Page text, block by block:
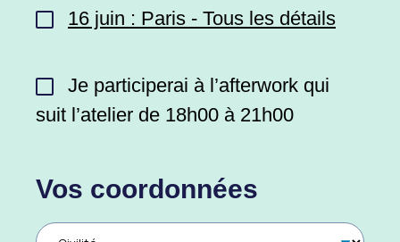
16 juin : Paris - Tous les détails
Je participerai à l’afterwork qui
suit l’atelier de 18h00 à 21h00
Vos coordonnées